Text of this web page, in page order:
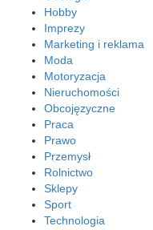
Hobby
Imprezy
Marketing i reklama
Moda
Motoryzacja
Nieruchomości
Obcojęzyczne
Praca
Prawo
Przemysł
Rolnictwo
Sklepy
Sport
Technologia